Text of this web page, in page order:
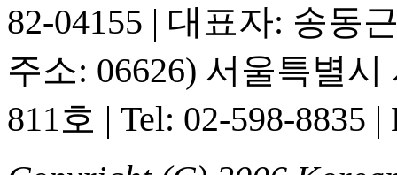
82-04155 | 대표자: 송동
주소: 06626) 서울특별
811호 | Tel: 02-598-8835 |